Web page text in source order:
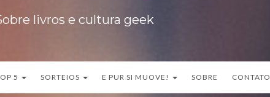
livros e cultura geek
5 SORTEIOS E PUR SI MUOVE! SOBRE CONTATO